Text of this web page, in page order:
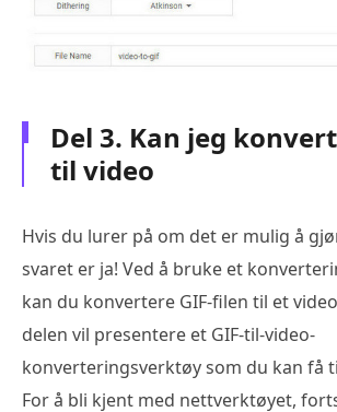
Del 3. Kan jeg
til video
Hvis du lurer på om det er mulig å
svaret er ja! Ved å bruke et
kan du konvertere GIF-filen til et
delen vil presentere et GIF-til-video-
konverteringsverktøy som du kan få
For å bli kjent med nettverktøyet,